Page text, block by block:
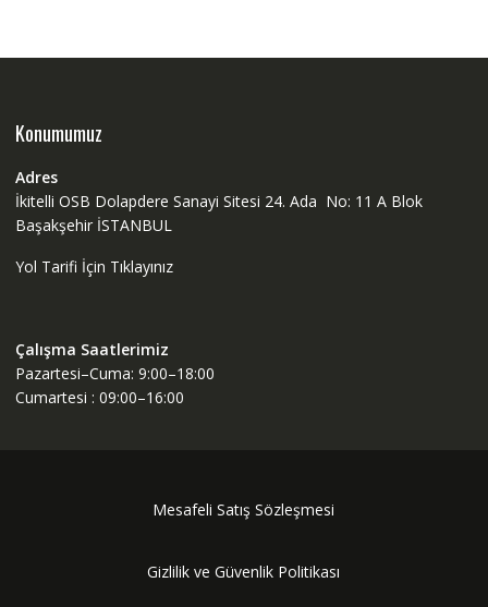
Konumumuz
Adres
İkitelli OSB Dolapdere Sanayi Sitesi 24. Ada No: 11 A Blok
Başakşehir İSTANBUL
Yol Tarifi İçin Tıklayınız
Çalışma Saatlerimiz
Pazartesi–Cuma: 9:00–18:00
Cumartesi : 09:00–16:00
Mesafeli Satış Sözleşmesi
Gizlilik ve Güvenlik Politikası